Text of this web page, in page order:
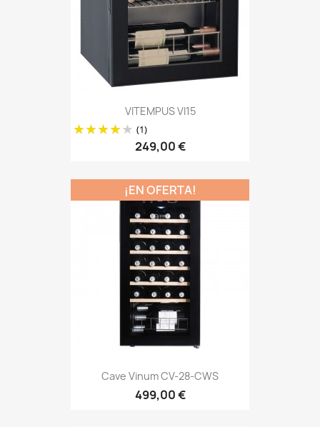
VITEMPUS VI15
(1)
249,00 €
Cave Vinum CV-28-CWS
499,00 €
¡EN OFERTA!